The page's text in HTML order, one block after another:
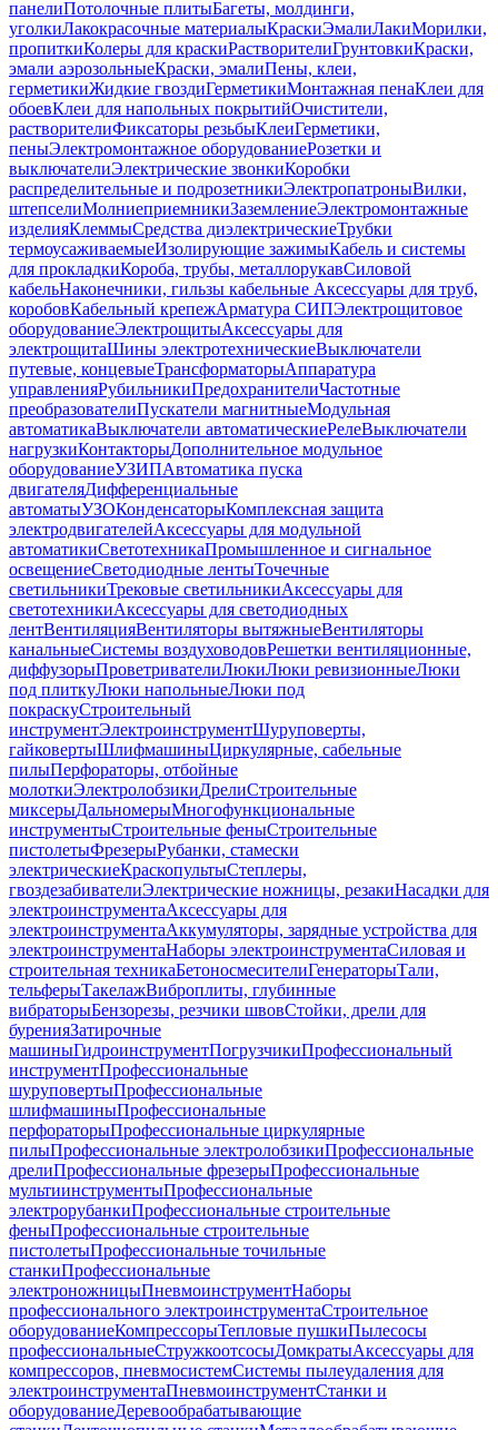
панелиПотолочные плитыБагеты, молдинги,
уголкиЛакокрасочные материалыКраскиЭмалиЛакиМорилки,
пропиткиКолеры для краскиРастворителиГрунтовкиКраски,
эмали аэрозольныеКраски, эмалиПены, клеи,
герметикиЖидкие гвоздиГерметикиМонтажная пенаКлеи для
обоевКлеи для напольных покрытийОчистители,
растворителиФиксаторы резьбыКлеиГерметики,
пеныЭлектромонтажное оборудованиеРозетки и
выключателиЭлектрические звонкиКоробки
распределительные и подрозетникиЭлектропатроныВилки,
штепселиМолниеприемникиЗаземлениеЭлектромонтажные
изделияКлеммыСредства диэлектрическиеТрубки
термоусаживаемыеИзолирующие зажимыКабель и системы
для прокладкиКороба, трубы, металлорукавСиловой
кабельНаконечники, гильзы кабельные Аксессуары для труб,
коробовКабельный крепежАрматура СИПЭлектрощитовое
оборудованиеЭлектрощитыАксессуары для
электрощитаШины электротехническиеВыключатели
путевые, концевыеТрансформаторыАппаратура
управленияРубильникиПредохранителиЧастотные
преобразователиПускатели магнитныеМодульная
автоматикаВыключатели автоматическиеРелеВыключатели
нагрузкиКонтакторыДополнительное модульное
оборудованиеУЗИПАвтоматика пуска
двигателяДифференциальные
автоматыУЗОКонденсаторыКомплексная защита
электродвигателейАксессуары для модульной
автоматикиСветотехникаПромышленное и сигнальное
освещениеСветодиодные лентыТочечные
светильникиТрековые светильникиАксессуары для
светотехникиАксессуары для светодиодных
лентВентиляцияВентиляторы вытяжныеВентиляторы
канальныеСистемы воздуховодовРешетки вентиляционные,
диффузорыПроветривателиЛюкиЛюки ревизионныеЛюки
под плиткуЛюки напольныеЛюки под
покраскуСтроительный
инструментЭлектроинструментШуруповерты,
гайковертыШлифмашиныЦиркулярные, сабельные
пилыПерфораторы, отбойные
молоткиЭлектролобзикиДрелиСтроительные
миксерыДальномерыМногофункциональные
инструментыСтроительные феныСтроительные
пистолетыФрезерыРубанки, стамески
электрическиеКраскопультыСтеплеры,
гвоздезабивателиЭлектрические ножницы, резакиНасадки для
электроинструментаАксессуары для
электроинструментаАккумуляторы, зарядные устройства для
электроинструментаНаборы электроинструментаСиловая и
строительная техникаБетоносмесителиГенераторыТали,
тельферыТакелажВиброплиты, глубинные
вибраторыБензорезы, резчики швовСтойки, дрели для
буренияЗатирочные
машиныГидроинструментПогрузчикиПрофессиональный
инструментПрофессиональные
шуруповертыПрофессиональные
шлифмашиныПрофессиональные
перфораторыПрофессиональные циркулярные
пилыПрофессиональные электролобзикиПрофессиональные
дрелиПрофессиональные фрезерыПрофессиональные
мультиинструментыПрофессиональные
электрорубанкиПрофессиональные строительные
феныПрофессиональные строительные
пистолетыПрофессиональные точильные
станкиПрофессиональные
электроножницыПневмоинструментНаборы
профессионального электроинструментаСтроительное
оборудованиеКомпрессорыТепловые пушкиПылесосы
профессиональныеСтружкоотсосыДомкратыАксессуары для
компрессоров, пневмосистемСистемы пылеудаления для
электроинструментаПневмоинструментСтанки и
оборудованиеДеревообрабатывающие